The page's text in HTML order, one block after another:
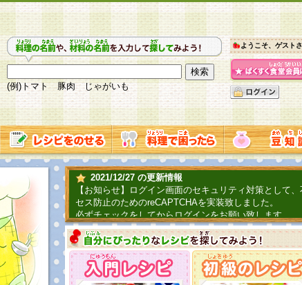
(例)トマト 豚肉 じゃがいも
ようこそ、ゲストさ
2021/12/27 の更新情報
【お知らせ】ログイン画面のセキュリティ対策として、
セス防止のためのreCAPTCHAを実装致しました。
必ずチェックをしてからログインをお願い致します。
2019/06/04 の更新情報
ファーマ村からコーンシェフが簡単レシピを紹介するよ
2018/07/01 の更新情報